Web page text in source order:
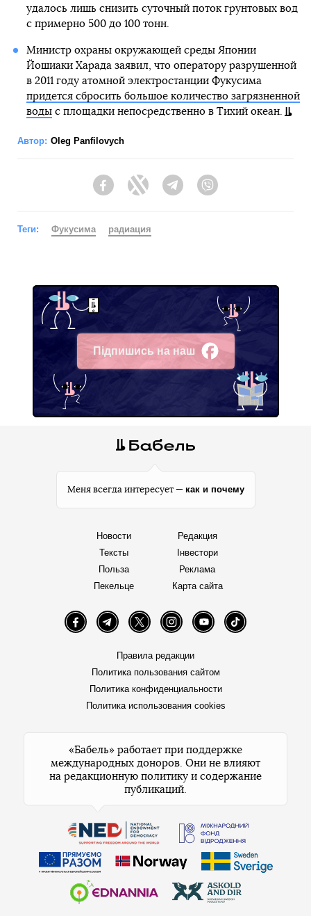
удалось лишь снизить суточный поток грунтовых вод
с примерно 500 до 100 тонн.
Министр охраны окружающей среды Японии
Йошиаки Харада заявил, что оператору разрушенной
в 2011 году атомной электростанции Фукусима
придется сбросить большое количество загрязненной
водыс площадки непосредственно в Тихий океан.
Автор: Oleg Panfilovych
FacebookTwitter Telegram
Теги: Фукусима радиация
Підпишись на наш
Facebook
Меня всегда интересует — как и почему
Новости
Тексты
Польза
Пекельце
Редакция
Інвестори
Реклама
Карта сайта
FacebookTelegramTwitter InstagramYouTube TikTok
Правила редакции
Политика пользования сайтом
Политика конфиденциальности
Политика использования cookies
«Бабель» работает при поддержке
международных доноров. Они не влияют
на редакционную политику и содержание
публикаций.